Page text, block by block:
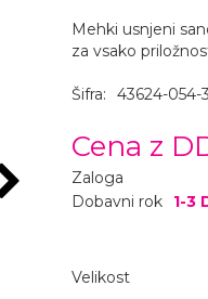
Mehki usnjeni
za vsako
Šifra: 43624-054-
Cena z
Zaloga
Dobavni rok
1-3
Velikost